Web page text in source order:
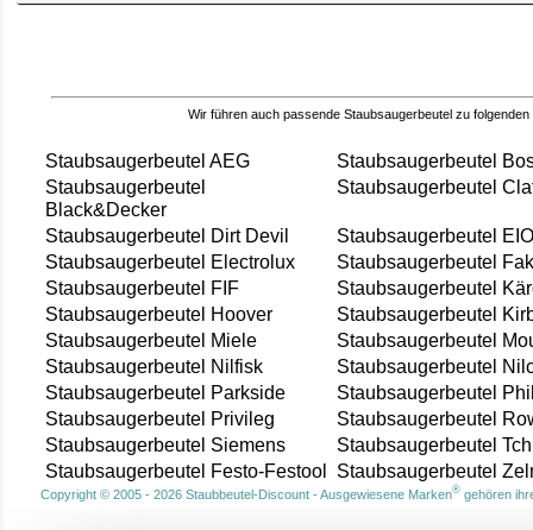
Wir führen auch passende Staubsaugerbeutel zu folgenden
Staubsaugerbeutel AEG
Staubsaugerbeutel
Staubsaugerbeutel
Black&Decker
Staubsaugerbeutel
Staubsaugerbeutel Dirt Devil
Staubsaugerbeutel
Staubsaugerbeutel Electrolux
Staubsaugerbeutel
Staubsaugerbeutel FIF
Staubsaugerbeutel
Staubsaugerbeutel Hoover
Staubsaugerbeutel
Staubsaugerbeutel Miele
Staubsaugerbeutel
Staubsaugerbeutel Nilfisk
Staubsaugerbeutel
Staubsaugerbeutel Parkside
Staubsaugerbeutel
Staubsaugerbeutel Privileg
Staubsaugerbeutel
Staubsaugerbeutel Siemens
Staubsaugerbeutel
Staubsaugerbeutel Festo-Festool
Staubsaugerbeutel
Copyright © 2005 - 2026 Staubbeutel-Discount - Ausgewiesene Marken®gehören